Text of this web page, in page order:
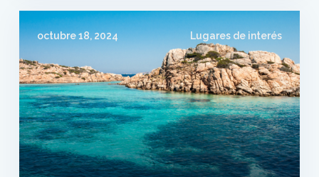
octubre 18, 2024 Lugares de interés